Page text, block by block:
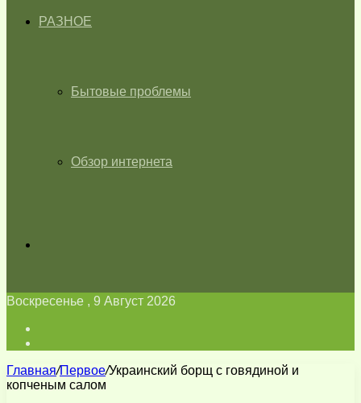
РАЗНОЕ
Бытовые проблемы
Обзор интернета
Воскресенье , 9 Август 2026
Главная/Первое/Украинский борщ с говядиной и
копченым салом